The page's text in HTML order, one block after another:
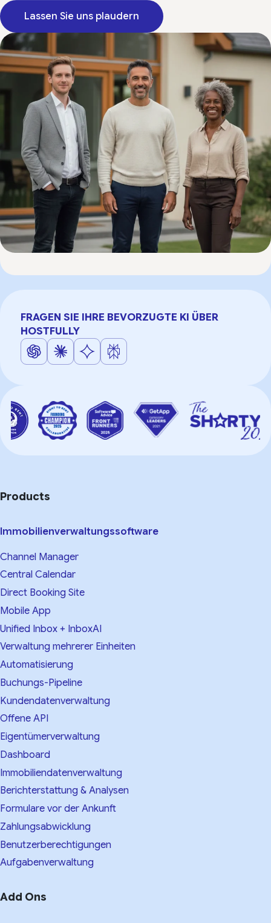
Lassen Sie uns plaudern
FRAGEN SIE IHRE BEVORZUGTE KI ÜBER
HOSTFULLY
Products
Immobilienverwaltungssoftware
Channel Manager
Central Calendar
Direct Booking Site
Mobile App
Unified Inbox + InboxAI
Verwaltung mehrerer Einheiten
Automatisierung
Buchungs-Pipeline
Kundendatenverwaltung
Offene API
Eigentümerverwaltung
Dashboard
Immobiliendatenverwaltung
Berichterstattung & Analysen
Formulare vor der Ankunft
Zahlungsabwicklung
Benutzerberechtigungen
Aufgabenverwaltung
Add Ons